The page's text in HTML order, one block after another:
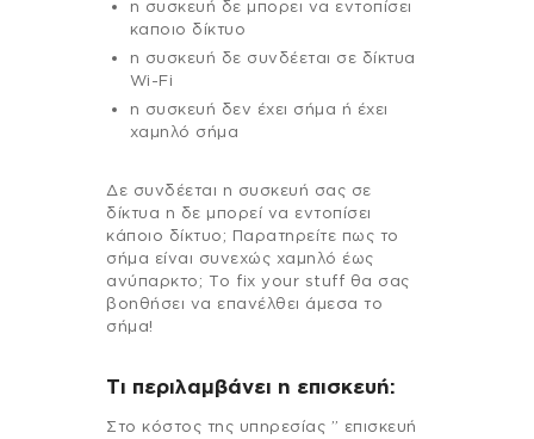
η συσκευή δε μπορει να εντοπίσει
καποιο δίκτυο
η συσκευή δε συνδέεται σε δίκτυα
Wi-Fi
η συσκευή δεν έχει σήμα ή έχει
χαμηλό σήμα
Δε συνδέεται η συσκευή σας σε
δίκτυα η δε μπορεί να εντοπίσει
κάποιο δίκτυο; Παρατηρείτε πως το
σήμα είναι συνεχώς χαμηλό έως
ανύπαρκτο; Το fix your stuff θα σας
βοηθήσει να επανέλθει άμεσα το
σήμα!
Τι περιλαμβάνει η επισκευή:
Στo κόστος της υπηρεσίας ” επισκευή